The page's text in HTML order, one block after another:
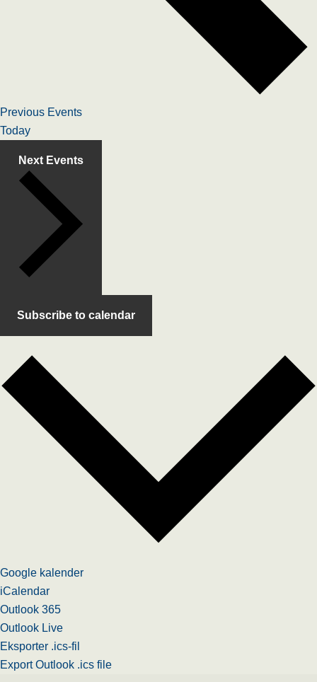
Previous Events
Today
Next Events
Subscribe to calendar
Google kalender
iCalendar
Outlook 365
Outlook Live
Eksporter .ics-fil
Export Outlook .ics file